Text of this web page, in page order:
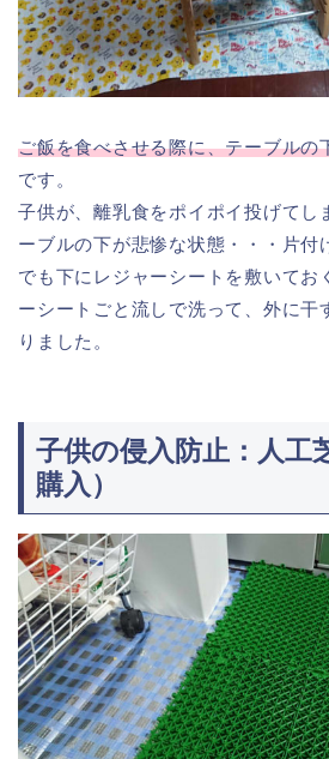
ご飯を食べさせる際に、テーブルの
です。
子供が、離乳食をポイポイ投げてし
ーブルの下が悲惨な状態・・・片付
でも下にレジャーシートを敷いてお
ーシートごと流しで洗って、外に干
りました。
子供の侵入防止：人工
購入）